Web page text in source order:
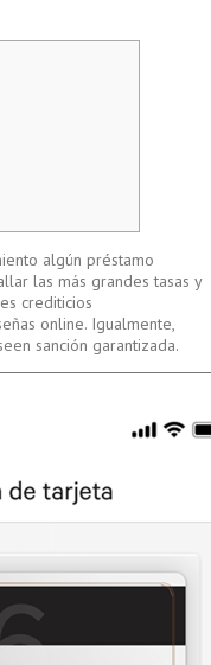
algún préstamo
las más grandes tasas y
crediticios
online. Igualmente,
sanción garantizada.